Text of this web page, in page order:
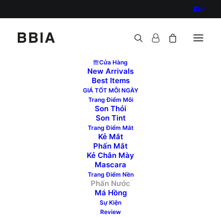
Cửa Hàng
New Arrivals
Best Items
GIÁ TỐT MỖI NGÀY
Trang Điểm Môi
Son Thỏi
Son Tint
Trang Điểm Mắt
Kẻ Mắt
Phấn Mắt
Kẻ Chân Mày
Mascara
Trang Điểm Nền
Phấn Nước
Má Hồng
Sự Kiện
Review